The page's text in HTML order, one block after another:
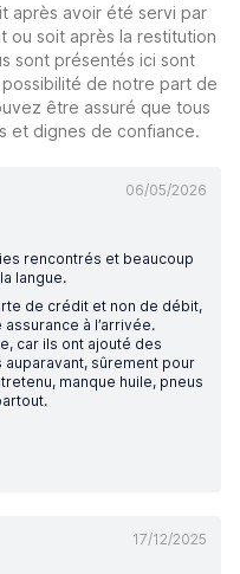
après avoir été servi par
ou soit après la restitution
sont présentés ici sont
de notre part de
être assuré que tous
et dignes de confiance.
06/05/2026
rencontrés et beaucoup
langue.
de crédit et non de débit,
à l’arrivée.
car ils ont ajouté des
sûrement pour
manque huile, pneus
17/12/2025